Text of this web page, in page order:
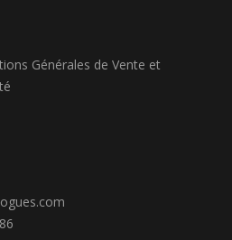
Générales de Vente et